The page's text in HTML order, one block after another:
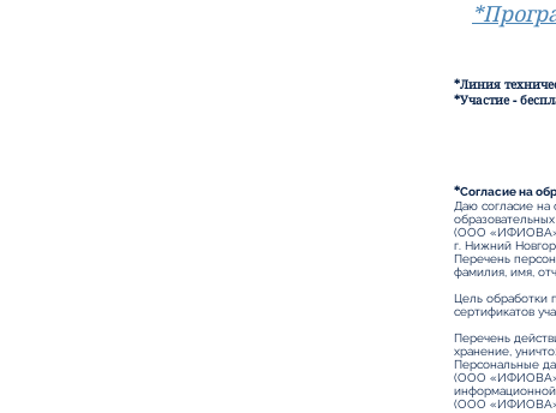
*Линия
*Участие -
*Согласие на
Даю согласие
(ООО
г. Нижний
Перечень
фамилия, имя,
Цель обработки
сертификатов
Перечень
хранение,
Персональные
(ООО «ИФИОВА»)
информационной
(ООО